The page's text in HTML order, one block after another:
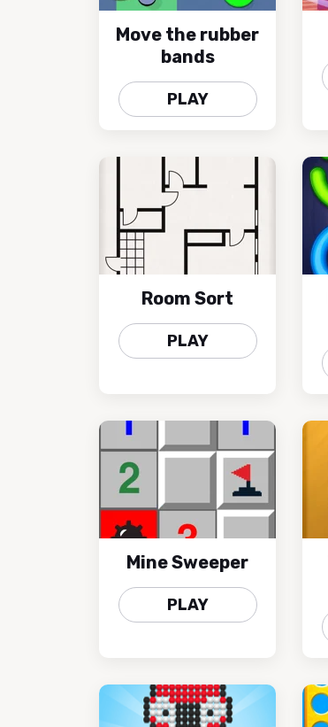
Move the rubber
bands
PLAY
Room Sort
PLAY
Mine Sweeper
PLAY